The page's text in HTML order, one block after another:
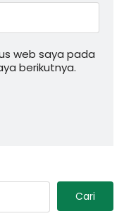
web saya pada
berikutnya.
Cari